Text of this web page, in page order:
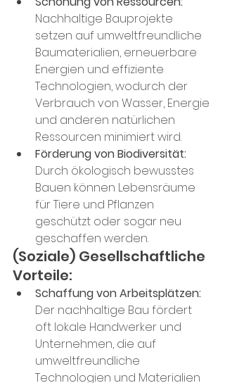
Nachhaltige Bauprojekte
setzen auf umweltfreundliche
Baumaterialien, erneuerbare
Energien und effiziente
Technologien, wodurch der
Verbrauch von Wasser, Energie
und anderen natürlichen
Ressourcen minimiert wird.
Förderung von Biodiversität:
Durch ökologisch bewusstes
Bauen können Lebensräume
für Tiere und Pflanzen
geschützt oder sogar neu
geschaffen werden.
(Soziale) Gesellschaftliche
Vorteile:
Schaffung von Arbeitsplätzen:
Der nachhaltige Bau fördert
oft lokale Handwerker und
Unternehmen, die auf
umweltfreundliche
Technologien und Materialien